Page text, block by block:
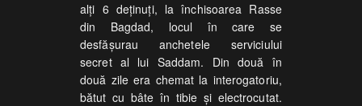
alţi 6 deţinuţi, la închisoarea Rasse
din Bagdad, locul în care se
desfăşurau anchetele serviciului
secret al lui Saddam. Din două în
două zile era chemat la interogatoriu,
bătut cu bâte în tibie şi electrocutat.